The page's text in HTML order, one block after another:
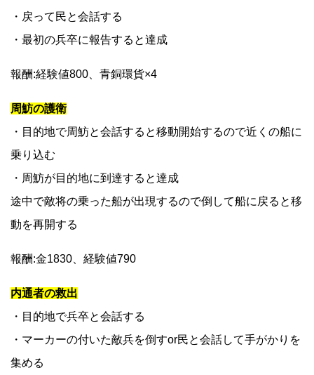
・戻って民と会話する
・最初の兵卒に報告すると達成
報酬:経験値800、青銅環貨×4
周魴の護衛
・目的地で周魴と会話すると移動開始するので近くの船に
乗り込む
・周魴が目的地に到達すると達成
途中で敵将の乗った船が出現するので倒して船に戻ると移
動を再開する
報酬:金1830、経験値790
内通者の救出
・目的地で兵卒と会話する
・マーカーの付いた敵兵を倒すor民と会話して手がかりを
集める